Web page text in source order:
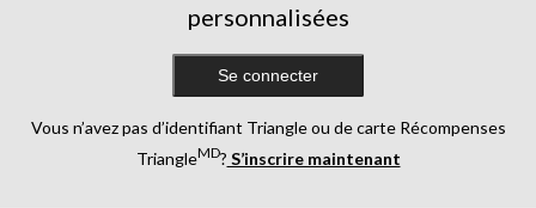
personnalisées
Se connecter
Vous n’avez pas d’identifiant Triangle ou de carte Récompenses
TriangleMD? S’inscrire maintenant